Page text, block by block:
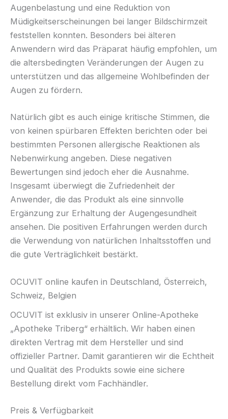
Augenbelastung und eine Reduktion von
Müdigkeitserscheinungen bei langer Bildschirmzeit
feststellen konnten. Besonders bei älteren
Anwendern wird das Präparat häufig empfohlen, um
die altersbedingten Veränderungen der Augen zu
unterstützen und das allgemeine Wohlbefinden der
Augen zu fördern.
Natürlich gibt es auch einige kritische Stimmen, die
von keinen spürbaren Effekten berichten oder bei
bestimmten Personen allergische Reaktionen als
Nebenwirkung angeben. Diese negativen
Bewertungen sind jedoch eher die Ausnahme.
Insgesamt überwiegt die Zufriedenheit der
Anwender, die das Produkt als eine sinnvolle
Ergänzung zur Erhaltung der Augengesundheit
ansehen. Die positiven Erfahrungen werden durch
die Verwendung von natürlichen Inhaltsstoffen und
die gute Verträglichkeit bestärkt.
OCUVIT online kaufen in Deutschland, Österreich,
Schweiz, Belgien
OCUVIT ist exklusiv in unserer Online-Apotheke
„Apotheke Triberg“ erhältlich. Wir haben einen
direkten Vertrag mit dem Hersteller und sind
offizieller Partner. Damit garantieren wir die Echtheit
und Qualität des Produkts sowie eine sichere
Bestellung direkt vom Fachhändler.
Preis & Verfügbarkeit